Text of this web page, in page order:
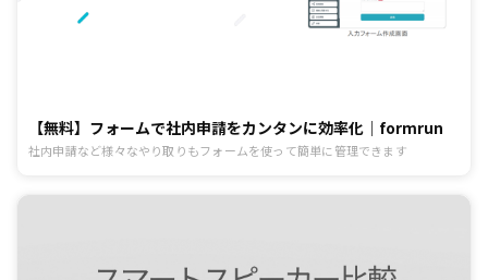
【無料】フォームで社内申請をカンタンに効率化｜formrun
社内申請など様々なやり取りもフォームを使って簡単に管理できます